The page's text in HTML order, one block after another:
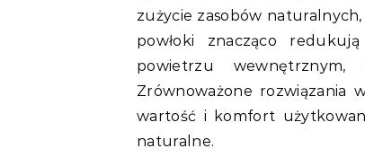
zużycie zasobów
powłoki znacząco
powietrzu
Zrównoważone rozwiązania
wartość i komfort
naturalne.